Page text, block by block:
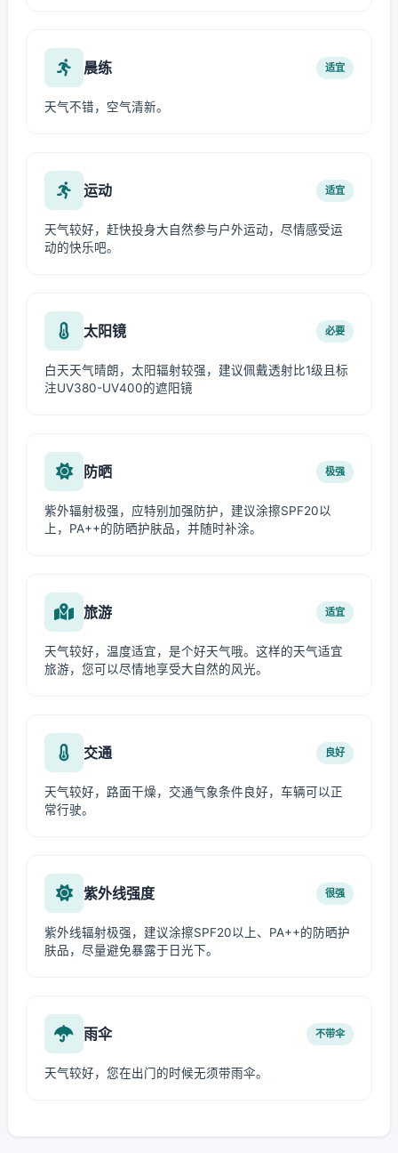
晨练 适宜
天气不错，空气清新。
运动 适宜
天气较好，赶快投身大自然参与户外运动，尽情感受运
动的快乐吧。
太阳镜 必要
白天天气晴朗，太阳辐射较强，建议佩戴透射比1级且标
注UV380-UV400的遮阳镜
防晒 极强
紫外辐射极强，应特别加强防护，建议涂擦SPF20以
上，PA++的防晒护肤品，并随时补涂。
旅游 适宜
天气较好，温度适宜，是个好天气哦。这样的天气适宜
旅游，您可以尽情地享受大自然的风光。
交通 良好
天气较好，路面干燥，交通气象条件良好，车辆可以正
常行驶。
紫外线强度 很强
紫外线辐射极强，建议涂擦SPF20以上、PA++的防晒护
肤品，尽量避免暴露于日光下。
雨伞 不带伞
天气较好，您在出门的时候无须带雨伞。